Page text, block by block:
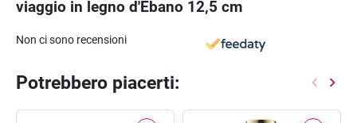
viaggio in legno d'Ebano 12,5 cm
Non ci sono recensioni
Potrebbero piacerti: